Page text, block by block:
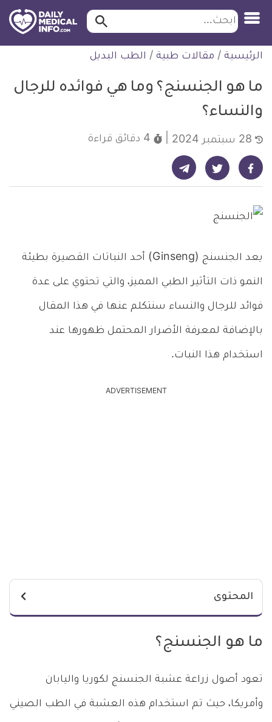
التخطي
للمحتوى
ابحث ابحث…
الرئيسية / مقالات طبية / الطب البديل
ما هو الجنسنج؟ وما هي فوائده للرجال
والنساء؟
4 دقائق قراءة
شارك على فيسبوك - ديلي ميديكال انفو شارك على تويتر - ديلي ميديكال انفو شارك على تيليجرام - ديلي ميديكال انفو
يعد الجنسنج (Ginseng) أحد النباتات القصيرة بطيئة
النمو ذات التأثير الطبي المميز، والتي تحتوي على عدة
فوائد للرجال والنساء سنتكلم عنها في هذا المقال
بالإضافة لمعرفة الأضرار المحتمل ظهورها عند
استخدام هذا النبات.
ADVERTISEMENT
المحتوى
ما هو الجنسنج؟
تعود أصول زراعة عشبة الجنسنج لكوريا واليابان
وأمريكا، حيث تم استخدام هذه العشبة في الطب الصيني